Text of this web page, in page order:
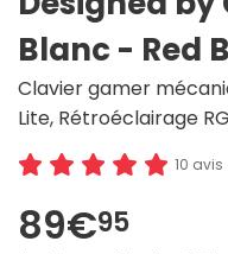
Blanc - Red
Clavier gamer
Lite, Rétroéclairage
10 avis
89€95